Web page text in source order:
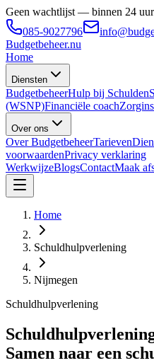
Geen wachtlijst — binnen 24
085-9027796
Budgetbeheer.nu
Home
Diensten
BudgetbeheerHulp bij Schulden
(WSNP)Financiële coach
Over ons
Over BudgetbeheerTarieven
voorwaardenPrivacy verklaring
WerkwijzeBlogsContactMaak
Home
Schuldhulpverlening
Nijmegen
Schuldhulpverlening
Samen naar een